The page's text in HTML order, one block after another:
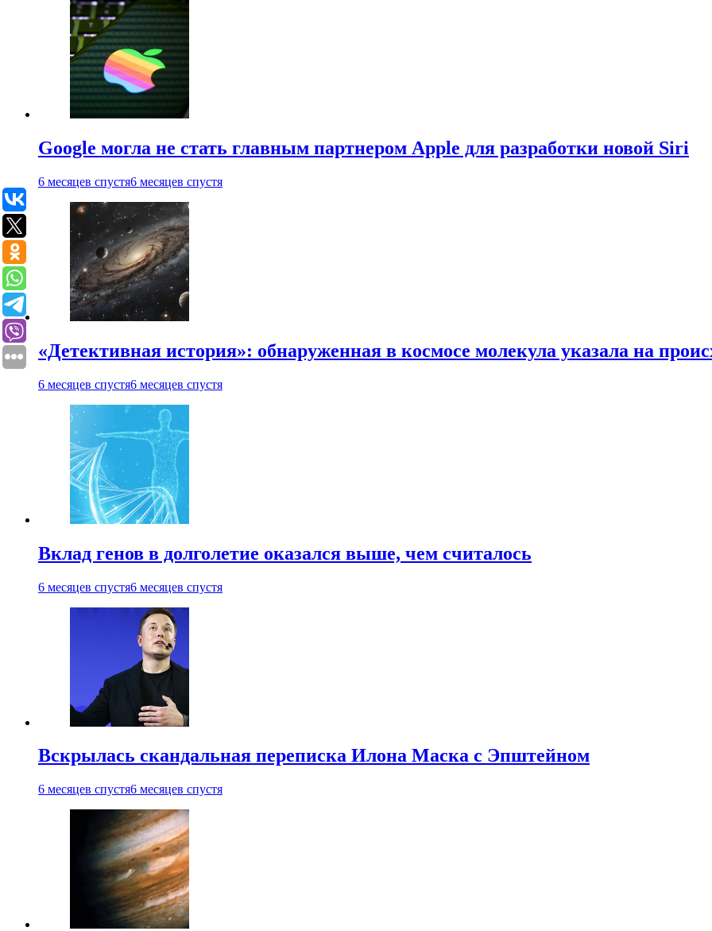
Google могла не стать главным партнером Apple для разработки новой Siri
6 месяцев спустя6 месяцев спустя
«Детективная история»: обнаруженная в космосе молекула указала на
6 месяцев спустя6 месяцев спустя
Вклад генов в долголетие оказался выше, чем считалось
6 месяцев спустя6 месяцев спустя
Вскрылась скандальная переписка Илона Маска с Эпштейном
6 месяцев спустя6 месяцев спустя